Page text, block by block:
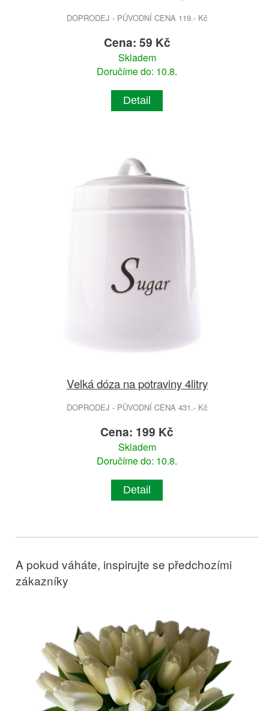
DOPRODEJ - PŮVODNÍ CENA 119.- Kč
Cena: 59 Kč
Skladem
Doručíme do: 10.8.
Detail
Velká dóza na potraviny 4litry
DOPRODEJ - PŮVODNÍ CENA 431.- Kč
Cena: 199 Kč
Skladem
Doručíme do: 10.8.
Detail
A pokud váháte, inspirujte se předchozími
zákazníky